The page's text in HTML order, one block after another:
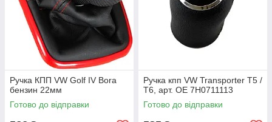
Ручка КПП VW Golf IV Bora
бензин 22мм
Готово до відправки
Ручка кпп VW Transporter T5 /
T6, арт. OE 7H0711113
Готово до відправки